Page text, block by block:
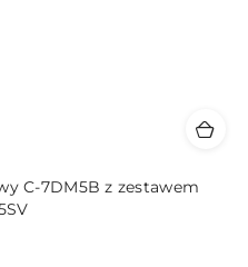
C-7DM5B z zestawem